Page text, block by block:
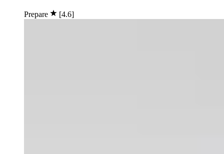
Prepare [4.6]